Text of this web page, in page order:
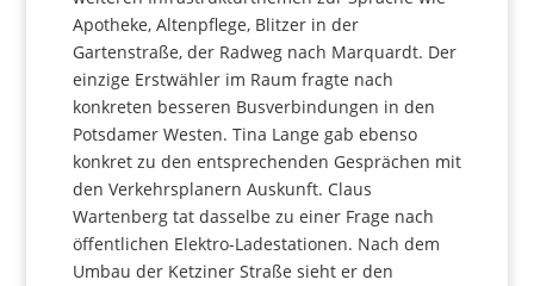
Apotheke, Altenpflege, Blitzer in der
Gartenstraße, der Radweg nach Marquardt. Der
einzige Erstwähler im Raum fragte nach
konkreten besseren Busverbindungen in den
Potsdamer Westen. Tina Lange gab ebenso
konkret zu den entsprechenden Gesprächen mit
den Verkehrsplanern Auskunft. Claus
Wartenberg tat dasselbe zu einer Frage nach
öffentlichen Elektro-Ladestationen. Nach dem
Umbau der Ketziner Straße sieht er den